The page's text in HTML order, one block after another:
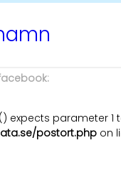
expects parameter
postort.php on